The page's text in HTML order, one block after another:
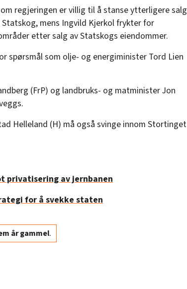
regjeringen er villig til å stanse ytterligere salg
mens Ingvild Kjerkol frykter for
etter salg av Statskogs eiendommer.
spørsmål som olje- og energiminister Tord Lien
(FrP) og landbruks- og matminister Jon
Helleland (H) må også svinge innom Stortinget
privatisering av jernbanen
for å svekke staten
år gammel.